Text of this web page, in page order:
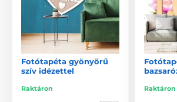
Fotótapéta gyönyörű
szív idézettel
Raktáron Raktáron